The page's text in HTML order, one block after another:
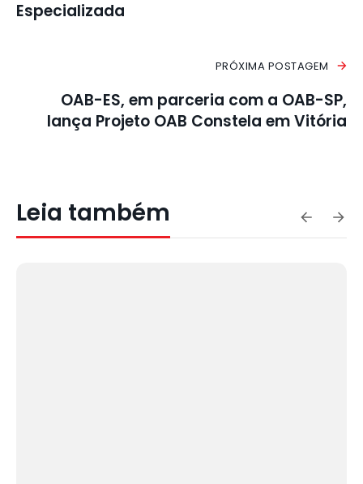
Especializada
PRÓXIMA POSTAGEM
OAB-ES, em parceria com a OAB-SP,
lança Projeto OAB Constela em Vitória
Leia também